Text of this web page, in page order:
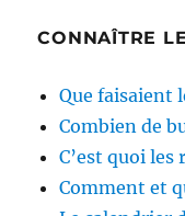
CONNAÎTRE
Que faisaient
Combien de
C’est quoi les
Comment et